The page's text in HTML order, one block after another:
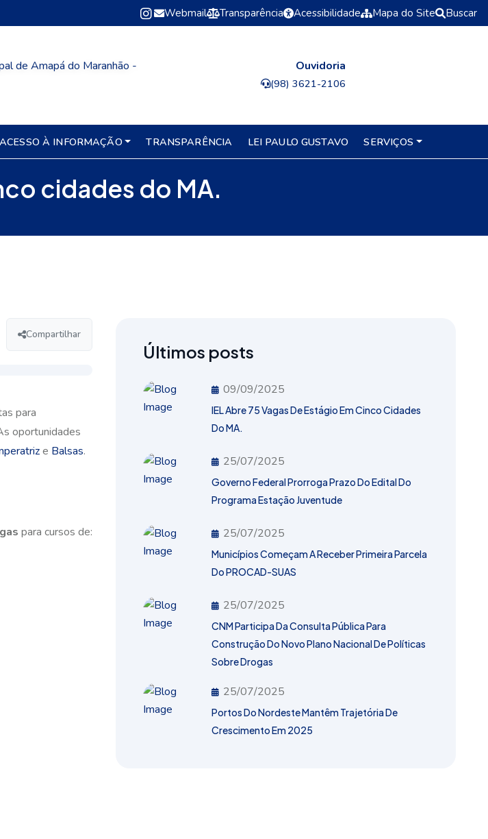
Webmail Transparência Acessibilidade Mapa do Site Buscar
Ouvidoria
(98) 3621-2106
ACESSO À INFORMAÇÃO TRANSPARÊNCIA LEI PAULO GUSTAVO SERVIÇOS
cidades do MA.
Compartilhar
para
oportunidades
e Balsas.
para cursos de:
Últimos posts
09/09/2025
IEL Abre 75 Vagas De Estágio Em Cinco Cidades
Do MA.
25/07/2025
Governo Federal Prorroga Prazo Do Edital Do
Programa Estação Juventude
25/07/2025
Municípios Começam A Receber Primeira Parcela
Do PROCAD-SUAS
25/07/2025
CNM Participa Da Consulta Pública Para
Construção Do Novo Plano Nacional De Políticas
Sobre Drogas
25/07/2025
Portos Do Nordeste Mantêm Trajetória De
Crescimento Em 2025